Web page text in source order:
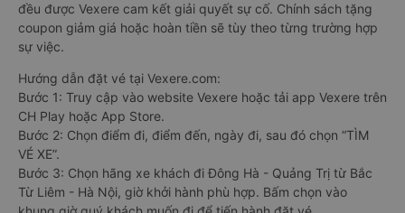
đều được Vexere cam kết giải quyết sự cố. Chính sách tặng
coupon giảm giá hoặc hoàn tiền sẽ tùy theo từng trường hợp
sự việc.
Hướng dẫn đặt vé tại Vexere.com:
Bước 1: Truy cập vào website Vexere hoặc tải app Vexere trên
CH Play hoặc App Store.
Bước 2: Chọn điểm đi, điểm đến, ngày đi, sau đó chọn “TÌM
VÉ XE”.
Bước 3: Chọn hãng xe khách đi Đông Hà - Quảng Trị từ Bắc
Từ Liêm - Hà Nội, giờ khởi hành phù hợp. Bấm chọn vào